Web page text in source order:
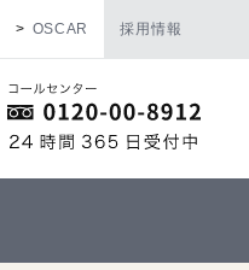
OSCAR 採用情報